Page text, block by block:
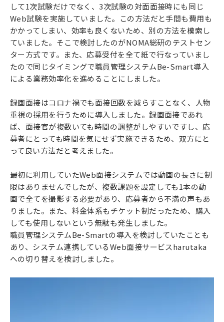
して1次試験だけでなく、3次試験の対面面接時にも同じ
Web試験を実施していました。この方法だと手間も費用も
かかってしまい、効率も良くないため、別の方法を模索し
ていました。そこで検討したのがNOMA総研のテストセン
ター方式です。また、応募受付を全て紙で行なっていまし
たので同じタイミングで職員管理システムBe-Smart導入
による業務効率化を進めることにしました。
録画面接はコロナ禍でも面接回数を減らすことなく、人物
重視の採用を行うために導入しました。録画面接であれ
ば、面接官が複数いても時間の調整がしやすいですし、応
募者にとっても時間を気にせず実施できるため、双方にと
って良い方法だと考えました。
最初に利用していたWeb面接システムでは動画の長さに制
限はありませんでしたが、複数課題を設定しても1本の動
画で全てを撮影する必要があり、応募者から不満の声もあ
りました。また、料金体系もチケット制だったため、購入
しても使用しないという無駄も発生しました。
職員管理システムBe-Smartの導入を検討していたことも
あり、システム連携しているWeb面接サービスharutaka
への切り替えを検討しました。